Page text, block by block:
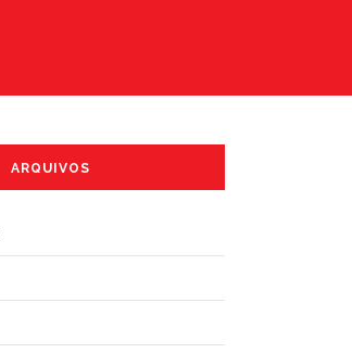
ARQUIVOS